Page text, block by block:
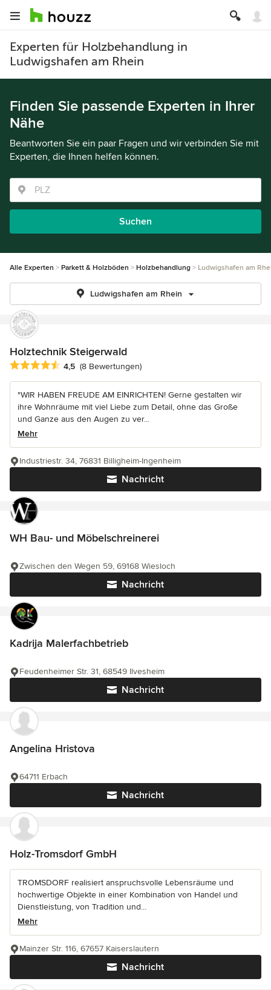
Experten für Holzbehandlung in
Ludwigshafen am Rhein
Finden Sie passende Experten in Ihrer
Nähe
Beantworten Sie ein paar Fragen und wir verbinden Sie mit
Experten, die Ihnen helfen können.
Suchen
Alle Experten Parkett & Holzböden Holzbehandlung Ludwigshafen am
Ludwigshafen am Rhein
Holztechnik Steigerwald
Durchschnittliche Bewertung: 4.5 von 5 Sternen
4,5 (8 Bewertungen)
"WIR HABEN FREUDE AM EINRICHTEN! Gerne gestalten wir
ihre Wohnräume mit viel Liebe zum Detail, ohne das Große
und Ganze aus den Augen zu ver...
Mehr
Nachricht
Industriestr. 34, 76831 Billigheim-Ingenheim
WH Bau- und Möbelschreinerei
Nachricht
Zwischen den Wegen 59, 69168 Wiesloch
Kadrija Malerfachbetrieb
Nachricht
Feudenheimer Str. 31, 68549 Ilvesheim
Angelina Hristova
Nachricht
64711 Erbach
Holz-Tromsdorf GmbH
TROMSDORF realisiert anspruchsvolle Lebensräume und
hochwertige Objekte in einer Kombination von Handel und
Dienstleistung, von Tradition und...
Mehr
Nachricht
Mainzer Str. 116, 67657 Kaiserslautern